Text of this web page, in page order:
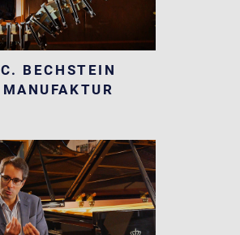
C. BECHSTEIN
MANUFAKTUR